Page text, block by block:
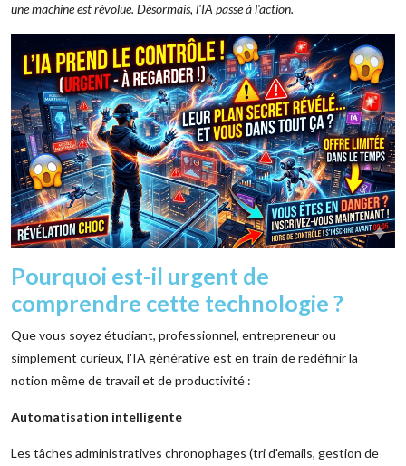
une machine est révolue. Désormais, l'IA passe à l'action.
Pourquoi est-il urgent de
comprendre cette technologie ?
Que vous soyez étudiant, professionnel, entrepreneur ou
simplement curieux, l'IA générative est en train de redéfinir la
notion même de travail et de productivité :
Automatisation intelligente
Les tâches administratives chronophages (tri d'emails, gestion de